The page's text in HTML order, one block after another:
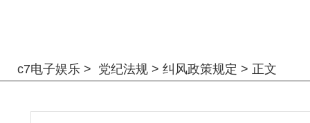
c7电子娱乐 > 党纪法规 > 纠风政策规定 > 正文